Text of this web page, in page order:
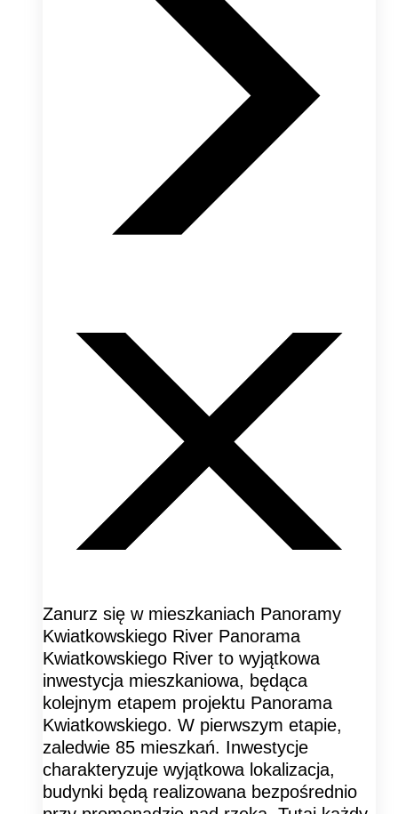
Zanurz się w mieszkaniach Panoramy
Kwiatkowskiego River Panorama
Kwiatkowskiego River to wyjątkowa
inwestycja mieszkaniowa, będąca
kolejnym etapem projektu Panorama
Kwiatkowskiego. W pierwszym etapie,
zaledwie 85 mieszkań. Inwestycje
charakteryzuje wyjątkowa lokalizacja,
budynki będą realizowana bezpośrednio